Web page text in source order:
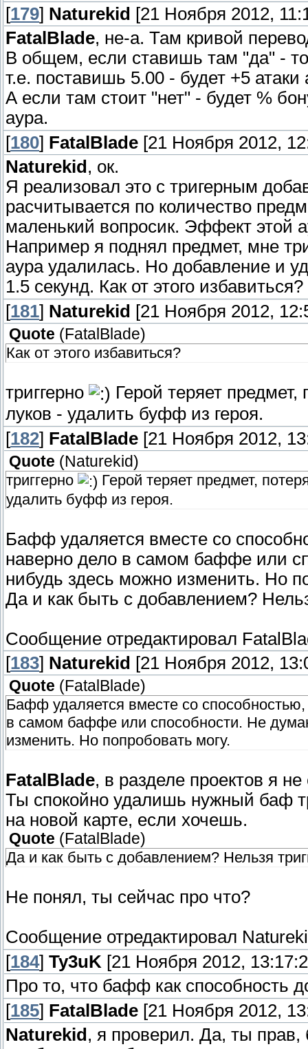
[179] Naturekid [21 Ноября 2012,
FatalBlade, не-а. Там кривой
В общем, если ставишь там "да" - то
т.е. поставишь 5.00 - будет +5 атаки
А если там стоит "нет" - будет %
аура.
[180] FatalBlade [21 Ноября 2012,
Naturekid , ок.
Я реализовал это с тригерным
расчитывается по количество
маленький вопросик. Эффект этой
Например я поднял предмет, мне
аура удалилась. Но добавление и
1.5 секунд. Как от этого избавиться?
[181] Naturekid [21 Ноября 2012,
Quote ( FatalBlade)
Как от этого избавиться?
триггерно
Герой теряет
луков - удалить буфф из героя.
[182] FatalBlade [21 Ноября 2012,
Quote (Naturekid)
триггерно
Герой теряет предмет,
удалить буфф из героя.
Бафф удаляется вместе со
наверно дело в самом баффе или
нибудь здесь можно изменить. Но
Да и как быть с добавлением?
Сообщение отредактировал
[183] Naturekid [21 Ноября 2012,
Quote ( FatalBlade)
Бафф удаляется вместе со
в самом баффе или способности. Не
изменить. Но попробовать могу.
FatalBlade, в разделе проектов я
Ты спокойно удалишь нужный баф
на новой карте, если хочешь.
Quote ( FatalBlade)
Да и как быть с добавлением? Нельзя
Не понял, ты сейчас про что?
Сообщение отредактировал
[184] Ty3uK [21 Ноября 2012,
Про то, что бафф как способность
[185] FatalBlade [21 Ноября 2012,
Naturekid , я проверил. Да, ты прав,